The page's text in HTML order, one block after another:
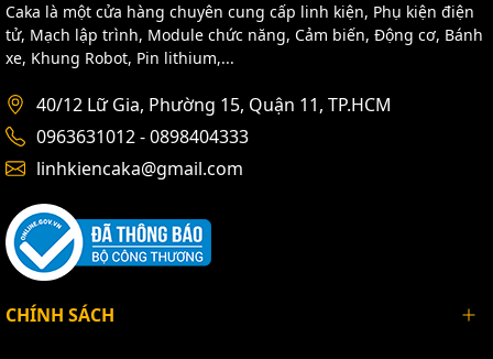
Caka là một cửa hàng chuyên cung cấp linh kiện, Phụ kiện điện
tử, Mạch lập trình, Module chức năng, Cảm biến, Động cơ, Bánh
xe, Khung Robot, Pin lithium,...
40/12 Lữ Gia, Phường 15, Quận 11, TP.HCM
0963631012 - 0898404333
linhkiencaka@gmail.com
CHÍNH SÁCH